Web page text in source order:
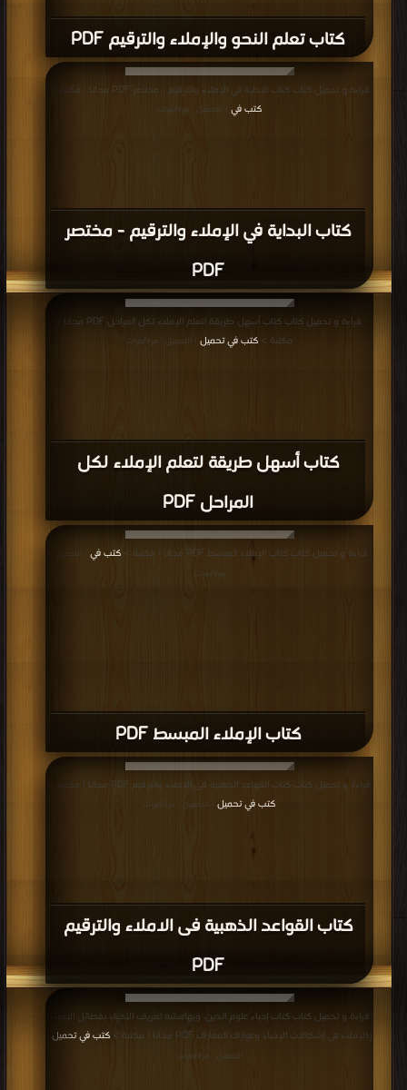
كتاب تعلم النحو والإملاء والترقيم PDF
كتاب البداية في الإملاء والترقيم - مختصر
PDF
قراءة و تحميل كتاب كتاب البداية في الإملاء والترقيم - مختصر PDF مجانا | مكتبة >
كتب في
| التحميل : مرة/مرات
كتاب أسهل طريقة لتعلم الإملاء لكل
المراحل PDF
قراءة و تحميل كتاب كتاب أسهل طريقة لتعلم الإملاء لكل المراحل PDF مجانا |
مكتبة > كتب في تحميل | التحميل : مرة/مرات
كتاب الإملاء المبسط PDF
قراءة و تحميل كتاب كتاب الإملاء المبسط PDF مجانا | مكتبة > كتب في
| التحميل :
مرة/مرات
كتاب القواعد الذهبية فى الاملاء والترقيم
PDF
قراءة و تحميل كتاب كتاب القواعد الذهبية فى الاملاء والترقيم PDF مجانا | مكتبة >
كتب في تحميل
| التحميل : مرة/مرات
قراءة و تحميل كتاب كتاب إحياء علوم الدين، وبهامشه تعريف الأحياء بفضائل الإحياء
والإملاء في إشكالات الإحياء وعوارف المعارف PDF مجانا | مكتبة >
كتب في تحميل
التحميل : مرة/مرات